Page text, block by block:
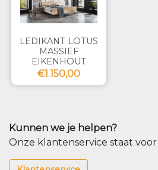
LEDIKANT LOTUS
MASSIEF
EIKENHOUT
€1.150,00
Kunnen we je helpen?
Onze klantenservice staat voor